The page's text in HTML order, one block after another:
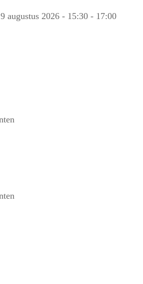
augustus 2026 - 15:30 - 17:00